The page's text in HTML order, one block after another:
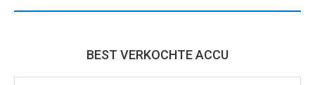
BEST VERKOCHTE ACCU